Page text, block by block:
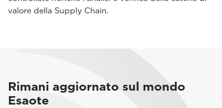
valore della Supply Chain.
Rimani aggiornato sul mondo
Esaote